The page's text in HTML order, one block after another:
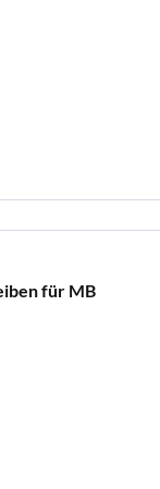
für MB